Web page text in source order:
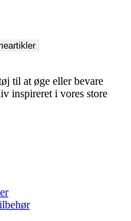
til at øge eller bevare
inspireret i vores store